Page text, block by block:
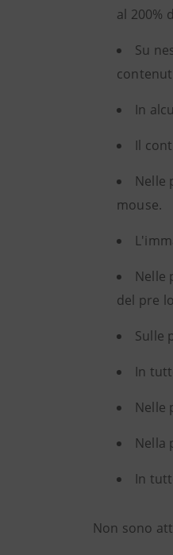
al 200%
Su
In
Il
Nelle
mouse.
Nelle
del pre
Sulle
In
Nelle
Nella
In
Non sono